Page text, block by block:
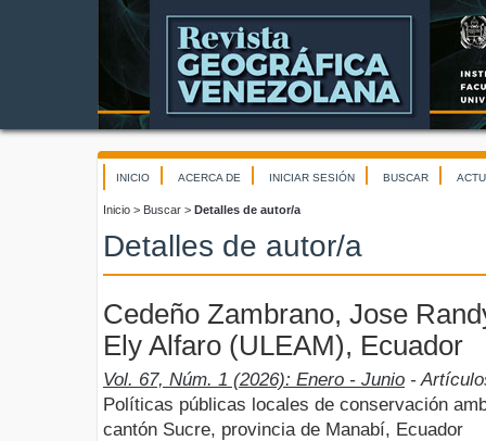
INICIO ACERCA DE INICIAR SESIÓN BUSCAR
Inicio > Buscar > Detalles de autor/a
Detalles de autor/a
Cedeño Zambrano, Jose
Ely Alfaro (ULEAM), Ecuador
Vol. 67, Núm. 1 (2026): Enero - Junio -
Políticas públicas locales de conservación
cantón Sucre, provincia de Manabí, Ecuador